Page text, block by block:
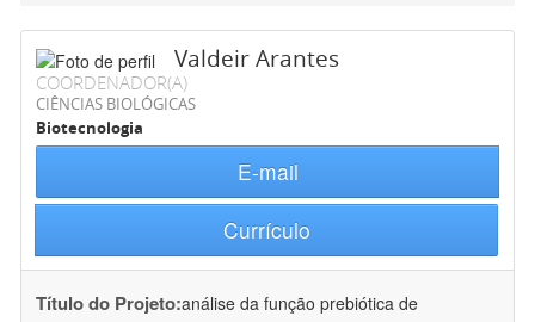
Valdeir Arantes
COORDENADOR(A)
CIÊNCIAS BIOLÓGICAS
Biotecnologia
E-mail
Currículo
Título do Projeto:análise da função prebiótica de